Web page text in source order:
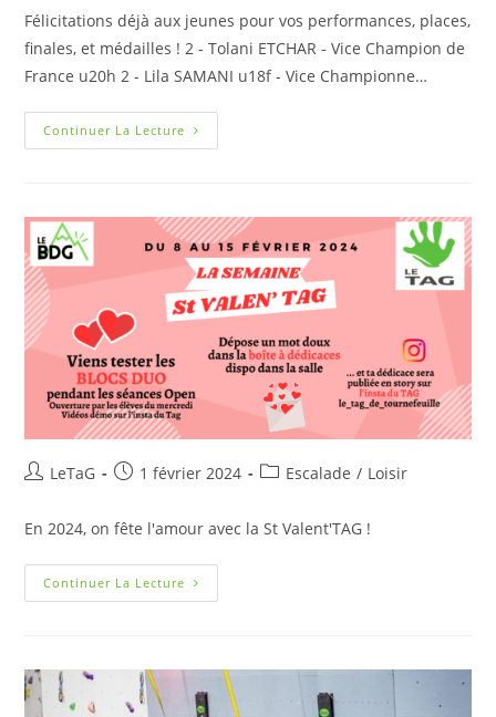
Félicitations déjà aux jeunes pour vos performances, places,
finales, et médailles ! 2 - Tolani ETCHAR - Vice Champion de
France u20h 2 - Lila SAMANI u18f - Vice Championne…
Continuer La Lecture
LeTaG 1 février 2024 Escalade / Loisir
En 2024, on fête l'amour avec la St Valent'TAG !
Continuer La Lecture